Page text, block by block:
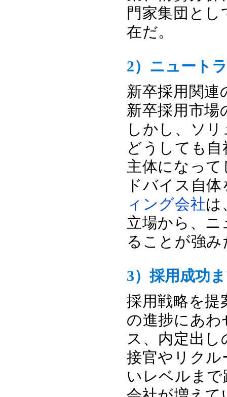
門家集団と
在だ。
2）ニュート
新卒採用関連
新卒採用市場
しかし、ソ
どうしても
主体になっ
ドバイス自
ィング会社は
立場から、
ることが強み
3）採用成功
採用戦略を提
の進捗にあ
ス、内定出
接官やリクル
いレベルま